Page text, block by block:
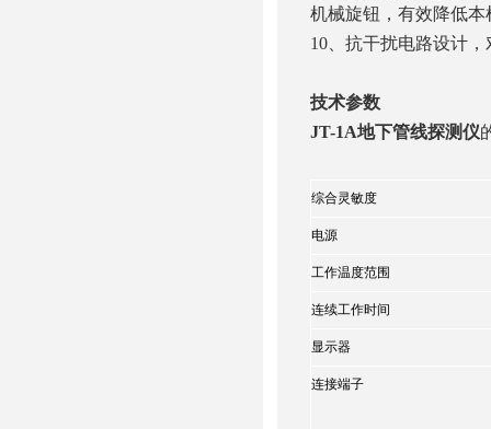
机械旋钮，有效降低
10、抗干扰电路设计
技术参数
JT-1A地下管线探测仪
综合灵敏度
电源
工作温度范围
连续工作时间
显示器
连接端子